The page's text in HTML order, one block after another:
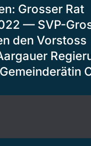
Grosser Rat
— SVP-
den Vorstoss